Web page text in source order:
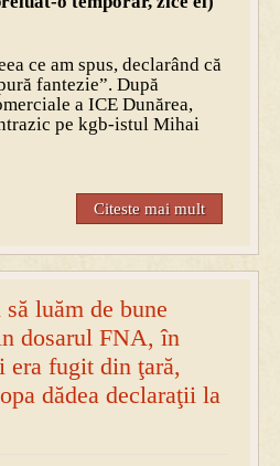
ce am spus, declarând că
fantezie”. După
a ICE Dunărea,
pe kgb-istul Mihai
Citeste mai mult
luăm de bune
dosarul FNA, în
era fugit din ţară,
dădea declaraţii la